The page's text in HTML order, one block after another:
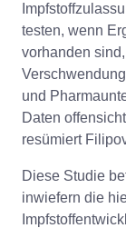
testen, wenn
vorhanden
und
Daten
resümiert
Diese Studie
inwiefern die